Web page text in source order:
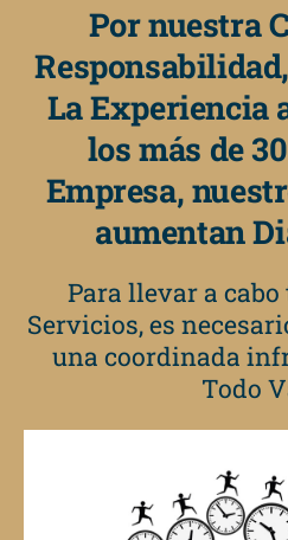
Por nuestra
La Experiencia
los más de
Empresa,
aumentan
Para llevar a
Servicios, es
una coordinada
Todo